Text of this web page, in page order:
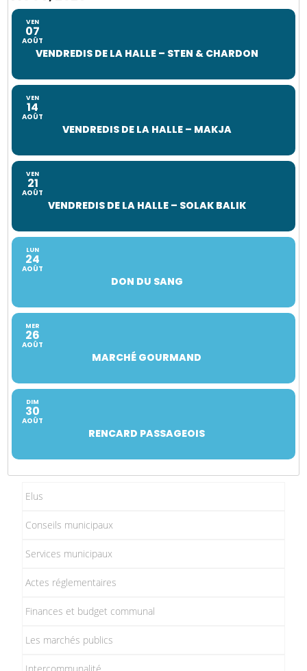
VEN
07
AOÛT
VENDREDIS DE LA HALLE – STEN & CHARDON
VEN
14
AOÛT
VENDREDIS DE LA HALLE – MAKJA
VEN
21
AOÛT
VENDREDIS DE LA HALLE – SOLAK BALIK
LUN
24
AOÛT
DON DU SANG
MER
26
AOÛT
MARCHÉ GOURMAND
DIM
30
AOÛT
RENCARD PASSAGEOIS
Elus
Conseils municipaux
Services municipaux
Actes réglementaires
Finances et budget communal
Les marchés publics
Intercommunalité